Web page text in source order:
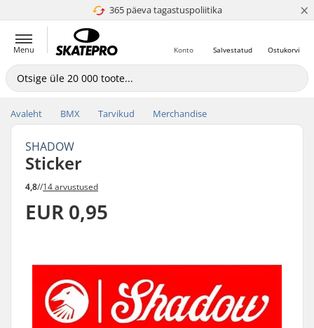
365 päeva tagastuspoliitika
4.8 paljaks 5 ×
Menu Ostukorvi
Salvestatud
Konto
Avaleht BMX Tarvikud Merchandise
SHADOW
Sticker
4,8//14 arvustused
EUR 0,95